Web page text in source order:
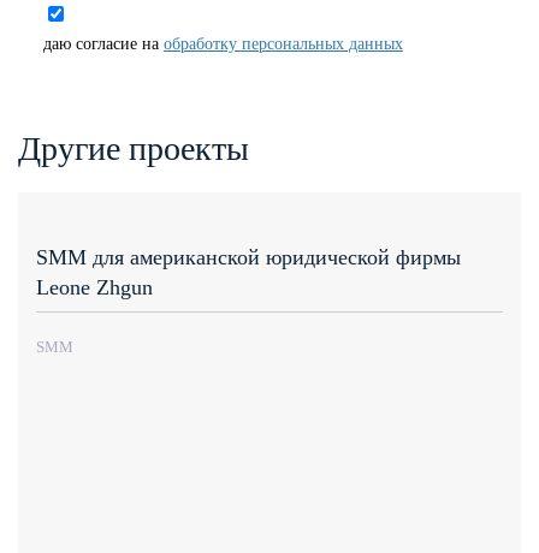
даю согласие на обработку персональных данных
Другие проекты
SMM для американской юридической фирмы
Leone Zhgun
SMM